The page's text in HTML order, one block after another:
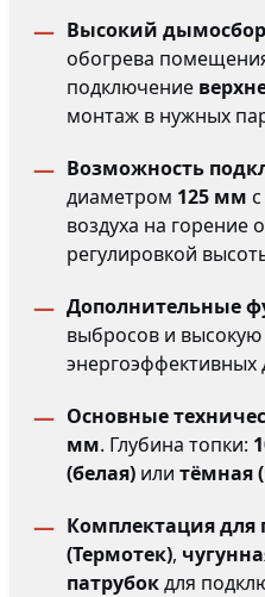
Высокий
обогрева
подключение
монтаж в нужных
Возможность
диаметром 125 мм
воздуха на горение
регулировкой
Дополнительные
выбросов и
энергоэффективных
Основные
мм. Глубина топки:
(белая) или тёмная
Комплектация для
(Термотек),
патрубокдля